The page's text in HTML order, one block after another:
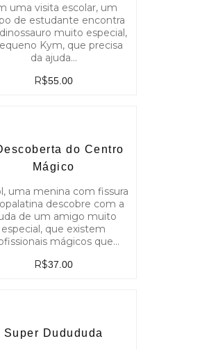
uma visita escolar, um
de estudante encontra
muito especial,
Kym, que precisa
da ajuda…
R$55.00
do Centro
Mágico
uma menina com fissura
descobre com a
de um amigo muito
especial, que existem
mágicos que…
R$37.00
Super Dudududa